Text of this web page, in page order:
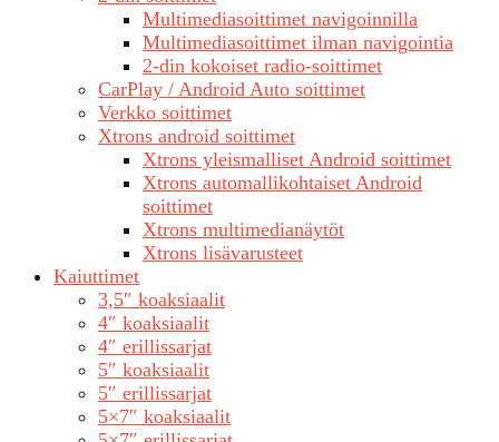
Multimediasoittimet navigoinnilla
Multimediasoittimet ilman navigointia
2-din kokoiset radio-soittimet
CarPlay / Android Auto soittimet
Verkko soittimet
Xtrons android soittimet
Xtrons yleismalliset Android soittimet
Xtrons automallikohtaiset Android
soittimet
Xtrons multimedianäytöt
Xtrons lisävarusteet
Kaiuttimet
3,5″ koaksiaalit
4″ koaksiaalit
4″ erillissarjat
5″ koaksiaalit
5″ erillissarjat
5×7″ koaksiaalit